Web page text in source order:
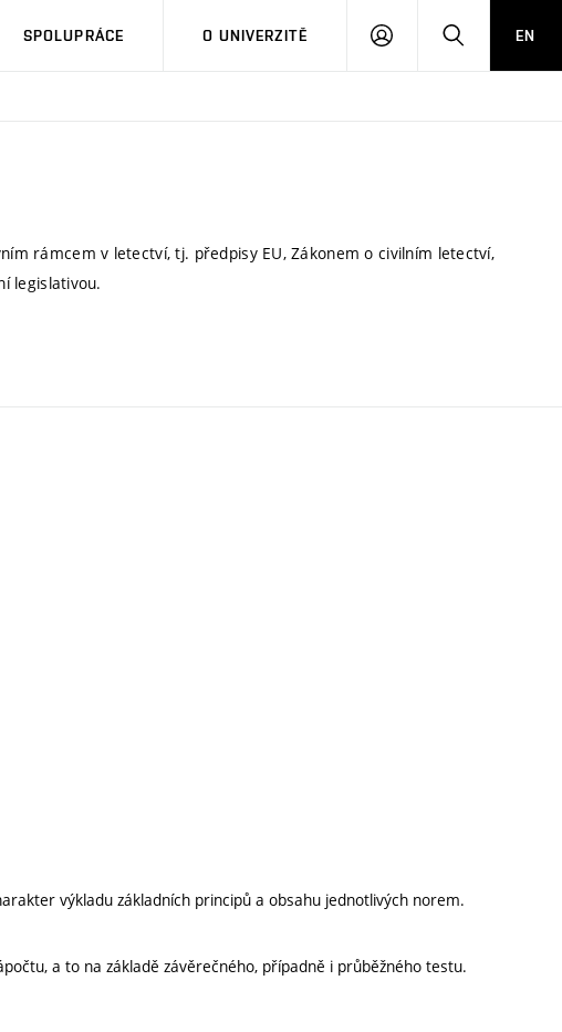
SPOLUPRÁCE O UNIVERZITĚ
PŘIHLÁSIT HLEDATEN
rámcem v letectví, tj. předpisy EU, Zákonem o civilním letectví,
legislativou.
výkladu základních principů a obsahu jednotlivých norem.
a to na základě závěrečného, případně i průběžného testu.